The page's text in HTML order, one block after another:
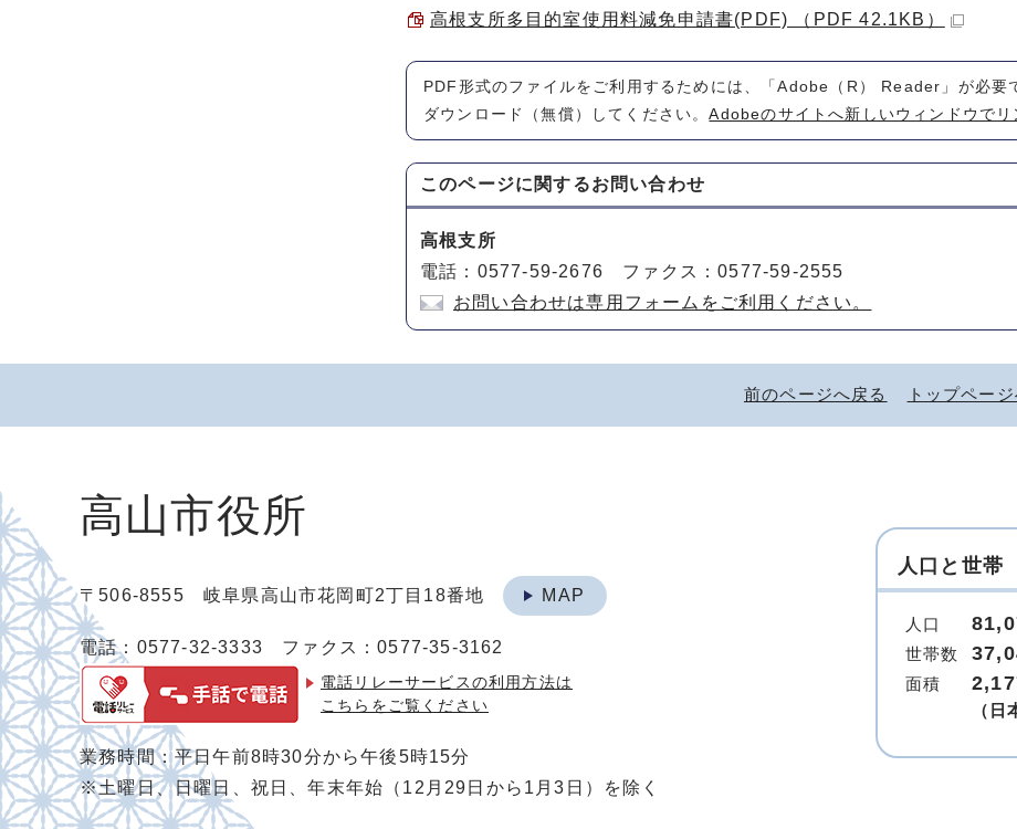
高根支所多目的室使用料減免申請書(PDF) （PDF 42.1KB）
PDF形式のファイルをご利用するためには、「Adobe（R） Reader」が必要
ダウンロード（無償）してください。Adobeのサイトへ新しいウィンドウでリ
このページに関するお問い合わせ
高根支所
電話：0577-59-2676 ファクス：0577-59-2555
お問い合わせは専用フォームをご利用ください。
前のページへ戻る トップペー
高山市役所
〒506-8555 岐阜県高山市花岡町2丁目18番地 MAP
電話：0577-32-3333 ファクス：0577-35-3162
電話リレーサービスの利用方法は
こちらをご覧ください
業務時間：平日午前8時30分から午後5時15分
※土曜日、日曜日、祝日、年末年始（12月29日から1月3日）を除く
人口と世帯
人口
世帯数
面積
（日